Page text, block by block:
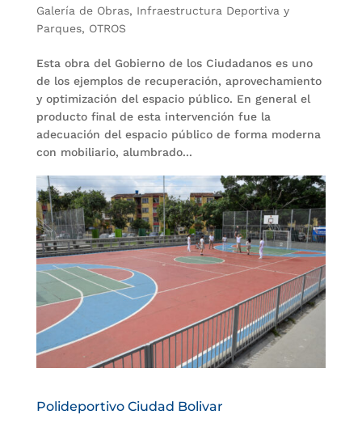
Galería de Obras, Infraestructura Deportiva y
Parques, OTROS
Esta obra del Gobierno de los Ciudadanos es uno
de los ejemplos de recuperación, aprovechamiento
y optimización del espacio público. En general el
producto final de esta intervención fue la
adecuación del espacio público de forma moderna
con mobiliario, alumbrado...
Polideportivo Ciudad Bolivar